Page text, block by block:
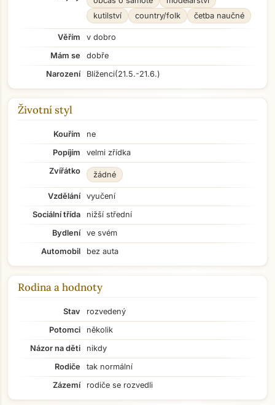
kutilství
country/folk četba naučné
Věřím
v dobro
Mám se
dobře
Narození
Blíženci(21.5.-21.6.)
Životní styl
Kouřím
ne
Popíjím
velmi zřídka
Zvířátko
žádné
Vzdělání
vyučení
Sociální třída
nižší střední
Bydlení
ve svém
Automobil
bez auta
Rodina a hodnoty
Stav
rozvedený
Potomci
několik
Názor na děti
nikdy
Rodiče
tak normální
Zázemí
rodiče se rozvedli